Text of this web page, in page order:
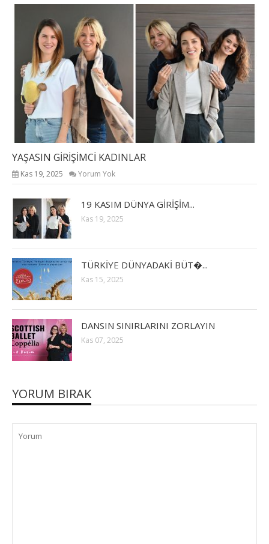
YAŞASIN GİRİŞİMCİ KADINLAR
Kas 19, 2025 Yorum Yok
19 KASIM DÜNYA GİRİŞİM...
Kas 19, 2025
TÜRKİYE DÜNYADAKİ BÜT�...
Kas 15, 2025
DANSIN SINIRLARINI ZORLAYIN
Kas 07, 2025
YORUM BIRAK